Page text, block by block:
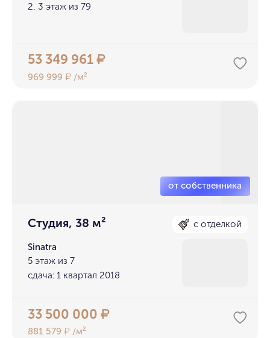
2, 3 этаж из 79
53 349 961₽
969 999₽ /м²
Студия, 38 м² с отделкой
Sinatra
5 этаж из 7
сдача: 1 квартал 2018
33 500 000₽
881 579₽ /м²